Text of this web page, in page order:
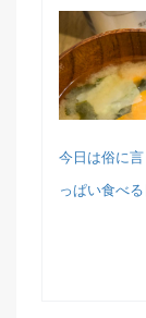
今日は俗に
っぱい食べる